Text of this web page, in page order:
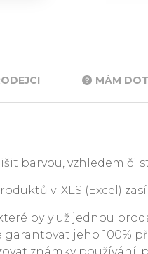
MÁM
barvou, vzhledem či
v .XLS (Excel)
byly už jednou
garantovat jeho 100%